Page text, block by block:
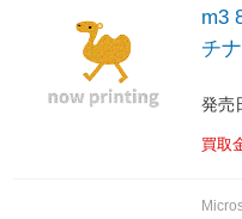
m3
チナ
発売
買取